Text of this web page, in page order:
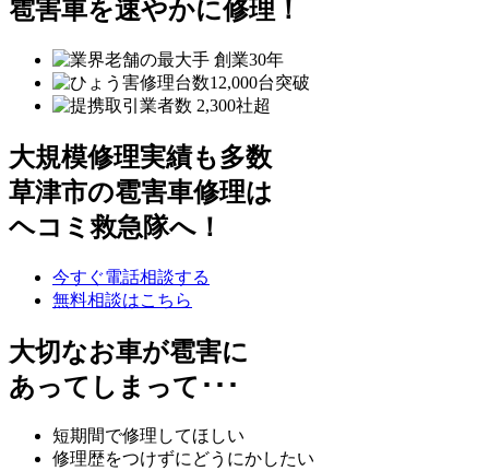
雹害車を速やかに修理！
大規模修理実績も多数
草津市の雹害車修理は
ヘコミ救急隊へ！
今すぐ電話相談する
無料相談はこちら
大切なお車が雹害に
あってしまって･･･
短期間で修理してほしい
修理歴をつけずにどうにかしたい